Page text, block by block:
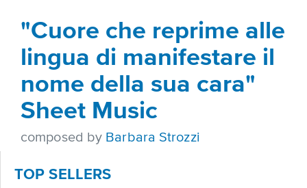
contact
accessibility-
related
"Cuore che reprime alle
lingua di manifestare il
nome della sua cara"
Sheet Music
composed by Barbara Strozzi
TOP SELLERS